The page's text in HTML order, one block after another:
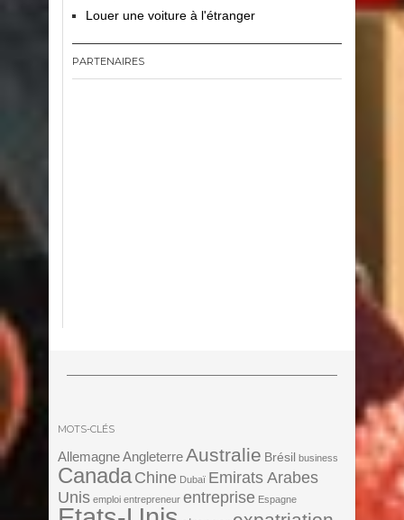
Louer une voiture à l'étranger
PARTENAIRES
MOTS-CLÉS
Allemagne AngleterreAustralie Brésil business
Canada Chine Dubaï Emirats Arabes
Unis emploi entrepreneur entreprise Espagne